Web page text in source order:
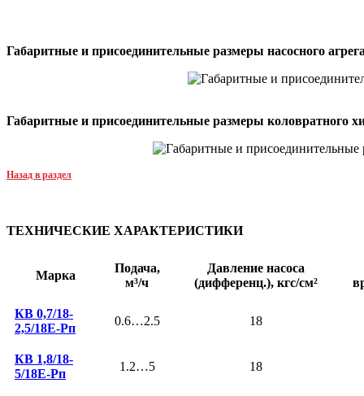
Габаритные и присоединительные размеры насосного
Габаритные и присоединительные размеры коловратного
Назад в раздел
ТЕХНИЧЕСКИЕ ХАРАКТЕРИСТИКИ
Марка
Подача,
м³/ч
Давление насоса
(дифференц.), кгс/см²
КВ 0,7/18-
2,5/18Е-Рп
0.6…2.5 18
КВ 1,8/18-
5/18Е-Рп
1.2…5 18